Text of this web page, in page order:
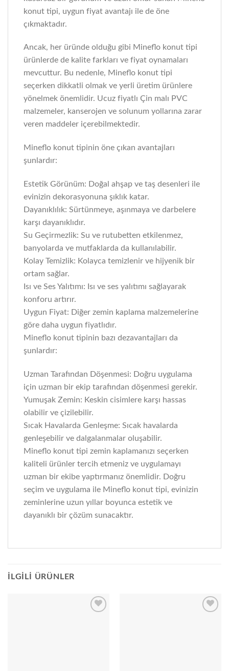
konut tipi, uygun fiyat avantajı ile de öne
çıkmaktadır.
Ancak, her üründe olduğu gibi Mineflo konut tipi
ürünlerde de kalite farkları ve fiyat oynamaları
mevcuttur. Bu nedenle, Mineflo konut tipi
seçerken dikkatli olmak ve yerli üretim ürünlere
yönelmek önemlidir. Ucuz fiyatlı Çin malı PVC
malzemeler, kanserojen ve solunum yollarına zarar
veren maddeler içerebilmektedir.
Mineflo konut tipinin öne çıkan avantajları
şunlardır:
Estetik Görünüm: Doğal ahşap ve taş desenleri ile
evinizin dekorasyonuna şıklık katar.
Dayanıklılık: Sürtünmeye, aşınmaya ve darbelere
karşı dayanıklıdır.
Su Geçirmezlik: Su ve rutubetten etkilenmez,
banyolarda ve mutfaklarda da kullanılabilir.
Kolay Temizlik: Kolayca temizlenir ve hijyenik bir
ortam sağlar.
Isı ve Ses Yalıtımı: Isı ve ses yalıtımı sağlayarak
konforu artırır.
Uygun Fiyat: Diğer zemin kaplama malzemelerine
göre daha uygun fiyatlıdır.
Mineflo konut tipinin bazı dezavantajları da
şunlardır:
Uzman Tarafından Döşenmesi: Doğru uygulama
için uzman bir ekip tarafından döşenmesi gerekir.
Yumuşak Zemin: Keskin cisimlere karşı hassas
olabilir ve çizilebilir.
Sıcak Havalarda Genleşme: Sıcak havalarda
genleşebilir ve dalgalanmalar oluşabilir.
Mineflo konut tipi zemin kaplamanızı seçerken
kaliteli ürünler tercih etmeniz ve uygulamayı
uzman bir ekibe yaptırmanız önemlidir. Doğru
seçim ve uygulama ile Mineflo konut tipi, evinizin
zeminlerine uzun yıllar boyunca estetik ve
dayanıklı bir çözüm sunacaktır.
İLGILI ÜRÜNLER